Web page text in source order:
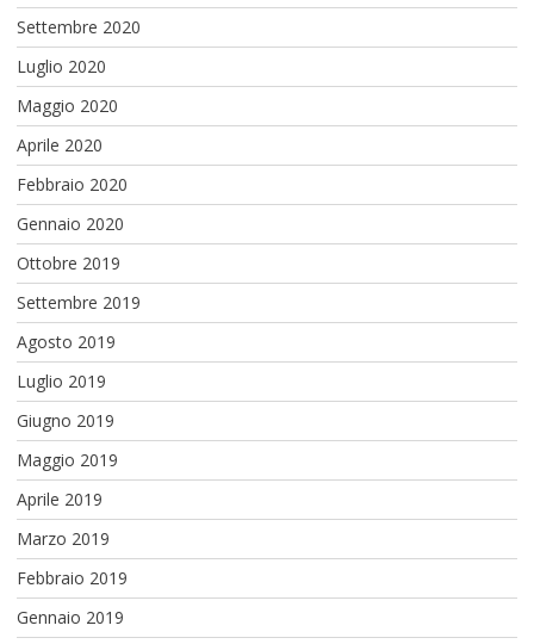
Settembre 2020
Luglio 2020
Maggio 2020
Aprile 2020
Febbraio 2020
Gennaio 2020
Ottobre 2019
Settembre 2019
Agosto 2019
Luglio 2019
Giugno 2019
Maggio 2019
Aprile 2019
Marzo 2019
Febbraio 2019
Gennaio 2019